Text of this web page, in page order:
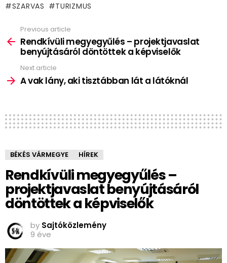
SZARVAS TURIZMUS
more
Previous article
Rendkívüli megyegyűlés – projektjavaslat
benyújtásáról döntöttek a képviselők
Next article
A vak lány, aki tisztábban lát a látóknál
BÉKÉS VÁRMEGYE HÍREK
Rendkívüli megyegyűlés –
projektjavaslat benyújtásáról
döntöttek a képviselők
by Sajtóközlemény
9 éve